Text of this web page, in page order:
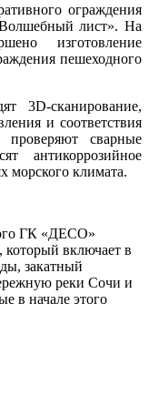
ограждения
лист». На
изготовление
пешеходного
3D-сканирование,
и соответствия
сварные
антикоррозийное
морского климата.
ГК «ДЕСО»
который включает в
закатный
реки Сочи и
в начале этого